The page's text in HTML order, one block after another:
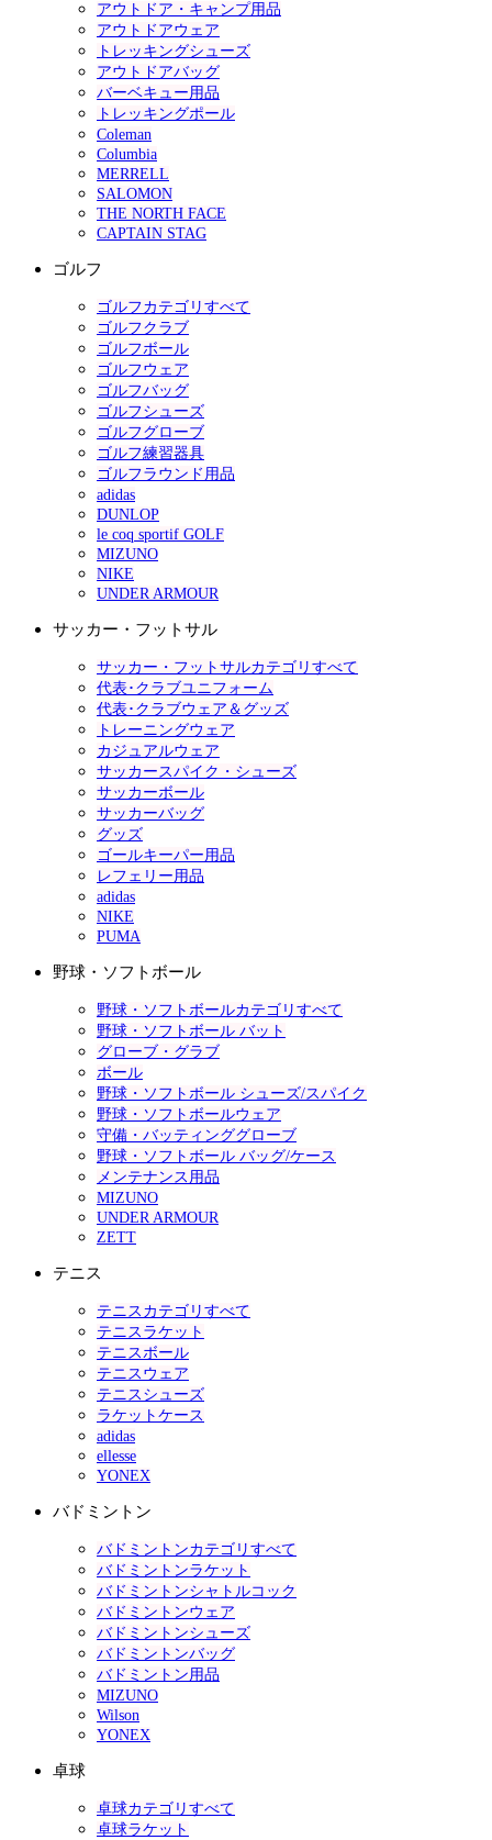
アウトドア・キャンプ用品
アウトドアウェア
トレッキングシューズ
アウトドアバッグ
バーベキュー用品
トレッキングポール
Coleman
Columbia
MERRELL
SALOMON
THE NORTH FACE
CAPTAIN STAG
ゴルフ
ゴルフカテゴリすべて
ゴルフクラブ
ゴルフボール
ゴルフウェア
ゴルフバッグ
ゴルフシューズ
ゴルフグローブ
ゴルフ練習器具
ゴルフラウンド用品
adidas
DUNLOP
le coq sportif GOLF
MIZUNO
NIKE
UNDER ARMOUR
サッカー・フットサル
サッカー・フットサルカテゴリすべて
代表･クラブユニフォーム
代表･クラブウェア＆グッズ
トレーニングウェア
カジュアルウェア
サッカースパイク・シューズ
サッカーボール
サッカーバッグ
グッズ
ゴールキーパー用品
レフェリー用品
adidas
NIKE
PUMA
野球・ソフトボール
野球・ソフトボールカテゴリすべて
野球・ソフトボール バット
グローブ・グラブ
ボール
野球・ソフトボール シューズ/スパイク
野球・ソフトボールウェア
守備・バッティンググローブ
野球・ソフトボール バッグ/ケース
メンテナンス用品
MIZUNO
UNDER ARMOUR
ZETT
テニス
テニスカテゴリすべて
テニスラケット
テニスボール
テニスウェア
テニスシューズ
ラケットケース
adidas
ellesse
YONEX
バドミントン
バドミントンカテゴリすべて
バドミントンラケット
バドミントンシャトルコック
バドミントンウェア
バドミントンシューズ
バドミントンバッグ
バドミントン用品
MIZUNO
Wilson
YONEX
卓球
卓球カテゴリすべて
卓球ラケット